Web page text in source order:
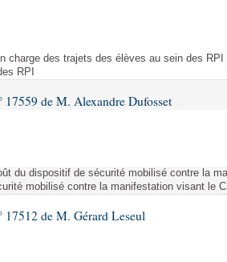
charge des trajets des élèves au sein des
RPI
17559 de M. Alexandre Dufosset
du dispositif de sécurité mobilisé contre la
mobilisé contre la manifestation visant le
17512 de M. Gérard Leseul